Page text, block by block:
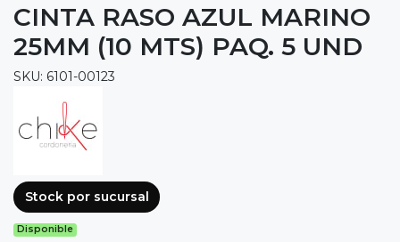
CINTA RASO AZUL MARINO
25MM (10 MTS) PAQ. 5 UND
SKU: 6101-00123
Stock por sucursal
Disponible